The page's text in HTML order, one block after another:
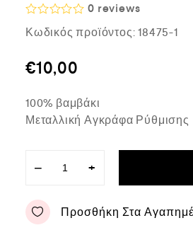
Β
α
μ
ο
γ
ή
θ
π
0 reviews
Κωδικός προϊόντος: 18475-1
€10,00
100% βαμβάκι
Μεταλλική Αγκράφα Ρύθμισης
− +
Προσθήκη Στα